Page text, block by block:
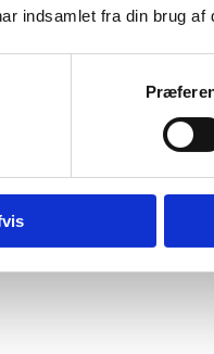
indsamlet fra din brug af